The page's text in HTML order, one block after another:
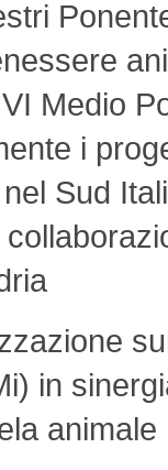
Medio
i
Sud
in
animale